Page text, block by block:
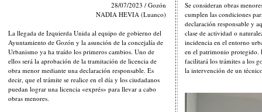
28/07/2023 / Gozón
NADIA HEVIA (Luanco)
La llegada de Izquierda Unida al equipo de gobierno del
Ayuntamiento de Gozón y la asunción de la concejalía de
Urbanismo ya ha traído los primeros cambios. Uno de
ellos será la aprobación de la tramitación de licencia de
obra menor mediante una declaración responsable. Es
decir, que el trámite se realice en el día y los ciudadanos
puedan lograr una licencia «exprés» para llevar a cabo
obras menores.
Se consideran obras
cumplen las condiciones
declaración responsable y
clase de actividad o
incidencia en el entorno
en el patrimonio protegido.
facilitará los trámites a los
la intervención de un